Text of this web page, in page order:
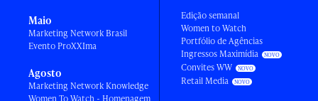
Maio
Marketing Network Brasil
Evento ProXXIma
Agosto
Marketing Network Knowledge
Women To Watch - Homenagem
Edição semanal
Women to Watch
Portfólio de Agências
Ingressos Maximídia
Convites WW
Retail Media